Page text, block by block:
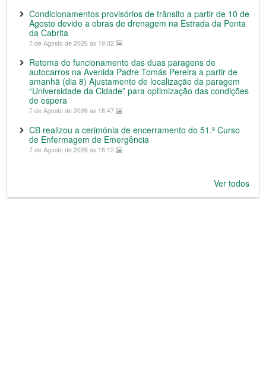
Condicionamentos provisórios de trânsito a partir de 10 de
Agosto devido a obras de drenagem na Estrada da Ponta
da Cabrita
7 de Agosto de 2026 às 19:02
Retoma do funcionamento das duas paragens de
autocarros na Avenida Padre Tomás Pereira a partir de
amanhã (dia 8) Ajustamento de localização da paragem
“Universidade da Cidade” para optimização das condições
de espera
7 de Agosto de 2026 às 18:47
CB realizou a cerimónia de encerramento do 51.º Curso
de Enfermagem de Emergência
7 de Agosto de 2026 às 18:12
Ver todos